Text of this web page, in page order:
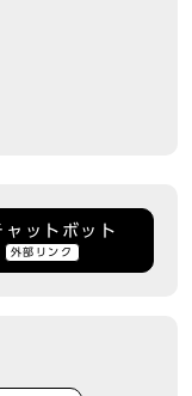
ットボット
外部リンク